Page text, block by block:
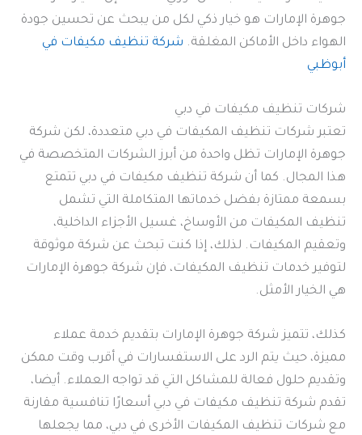
جوهرة الإمارات هو خيار ذكي لكل من يبحث عن تحسين جودة
الهواء داخل الأماكن المغلقة. شركة تنظيف مكيفات في
أبوظبي
شركات تنظيف مكيفات في دبي
تعتبر شركات تنظيف المكيفات في دبي متعددة، لكن شركة
جوهرة الإمارات تظل واحدة من أبرز الشركات المتخصصة في
هذا المجال. كما أن شركة تنظيف مكيفات في دبي تتمتع
بسمعة ممتازة بفضل خدماتها المتكاملة التي تشمل
تنظيف المكيفات من الأوساخ، غسيل الأجزاء الداخلية،
وتعقيم المكيفات. لذلك، إذا كنت تبحث عن شركة موثوقة
لتوفير خدمات تنظيف المكيفات، فإن شركة جوهرة الإمارات
هي الخيار الأمثل.
كذلك، تتميز شركة جوهرة الإمارات بتقديم خدمة عملاء
مميزة، حيث يتم الرد على الاستفسارات في أقرب وقت ممكن
وتقديم حلول فعالة للمشاكل التي قد تواجه العملاء. أيضا،
تقدم شركة تنظيف مكيفات في دبي أسعارًا تنافسية مقارنة
مع شركات تنظيف المكيفات الأخرى في دبي، مما يجعلها